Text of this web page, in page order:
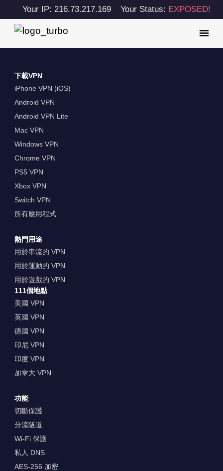
Your IP: 216.73.217.169 Your Status: EXPOSED!
下載VPN
iPhone VPN (iOS)
Android VPN
Android VPN Lite
Mac VPN
Windows VPN
Chrome VPN
PS5 VPN
Xbox VPN
Switch VPN
所有應用程式
熱門用途
用於串流的 VPN
用於運動的 VPN
用於遊戲的 VPN
111個地點
美國 VPN
英國 VPN
德國 VPN
印尼 VPN
印度 VPN
加拿大 VPN
功能
切斷保護
分流隧道
Wi-Fi 保護
私人 DNS
AES-256 加密